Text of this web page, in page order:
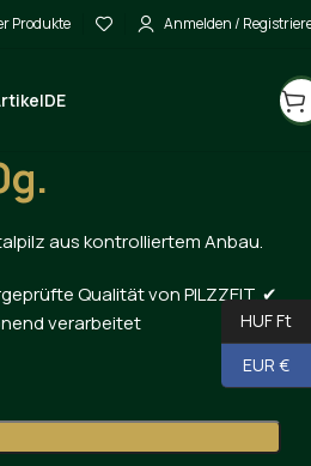
Produkte Anmelden /
DE
aus kontrolliertem Anbau.
Qualität von PILZZEIT. ✔
verarbeitet
HUF Ft
EUR €